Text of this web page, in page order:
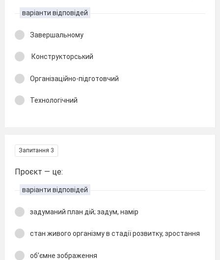
варіанти відповідей
Завершальному
Конструкторський
Організаційно-підготовчий
Технологічний
Запитання 3
Проєкт — це:
варіанти відповідей
задуманий план дій; задум, намір
стан живого організму в стадії розвитку, зростання
об’ємне зображення